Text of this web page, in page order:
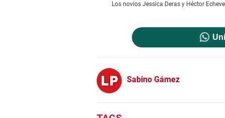
Los novios Jessica Deras y Héctor
Sabino Gámez